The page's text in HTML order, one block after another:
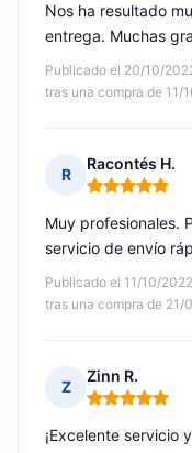
Publicado el 20/10/
tras una compra de 11/
Nos ha resultado
entrega. Muchas
R
Racontés H.
Nota: 5 de 5
Publicado el 11/10/
tras una compra de 21/
Muy profesionales.
servicio de envío
Z
Zinn R.
Nota: 5 de 5
¡Excelente servicio